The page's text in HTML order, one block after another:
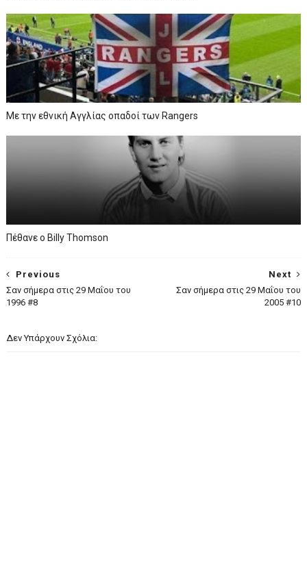
Με την εθνική Αγγλίας οπαδοί των Rangers
Πέθανε ο Billy Thomson
Next
Σαν σήμερα στις 29 Μαΐου του
2005 #10
Previous
Σαν σήμερα στις 29 Μαΐου του
1996 #8
Δεν Υπάρχουν Σχόλια: